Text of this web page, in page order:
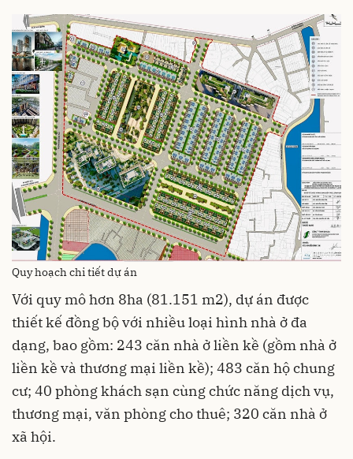
Quy hoạch chi tiết dự án
Với quy mô hơn 8ha (81.151 m2), dự án được
thiết kế đồng bộ với nhiều loại hình nhà ở đa
dạng, bao gồm: 243 căn nhà ở liền kề (gồm nhà ở
liền kề và thương mại liền kề); 483 căn hộ chung
cư; 40 phòng khách sạn cùng chức năng dịch vụ,
thương mại, văn phòng cho thuê; 320 căn nhà ở
xã hội.